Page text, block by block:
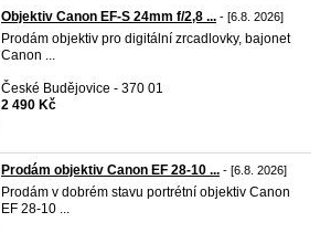
Objektiv Canon EF-S 24mm f/2,8 ... - [6.8. 2026]
Prodám objektiv pro digitální zrcadlovky, bajonet
Canon ...
České Budějovice - 370 01
2 490 Kč
Prodám objektiv Canon EF 28-10 ... - [6.8. 2026]
Prodám v dobrém stavu portrétní objektiv Canon
EF 28-10 ...